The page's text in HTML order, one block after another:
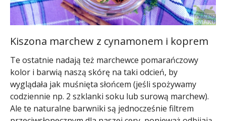
Kiszona marchew z cynamonem i koprem
Te ostatnie nadają też marchewce pomarańczowy
kolor i barwią naszą skórę na taki odcień, by
wyglądała jak muśnięta słońcem (jeśli spożywamy
codziennie np. 2 szklanki soku lub surową marchew).
Ale te naturalne barwniki są jednocześnie filtrem